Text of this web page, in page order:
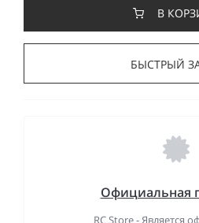
В
БЫСТРЫЙ
Официальная